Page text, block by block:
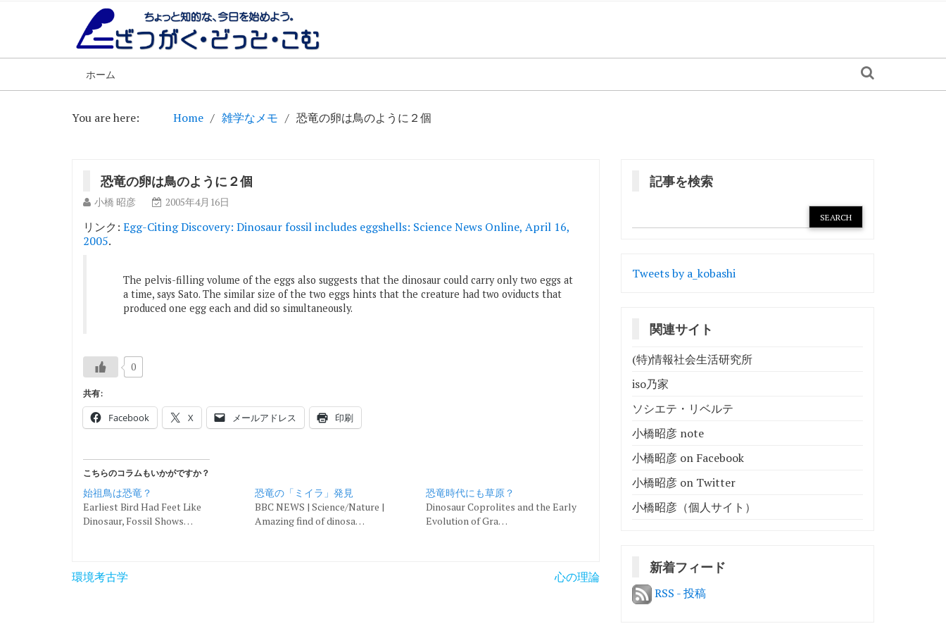
ホーム
You are here: Home 雑学なメモ 恐竜の卵は鳥のように２個
恐竜の卵は鳥のように２個
小橋 昭彦 2005年4月16日
リンク: Egg-Citing Discovery: Dinosaur fossil includes eggshells: Science News Online, April 16,
2005.
The pelvis-filling volume of the eggs also suggests that the dinosaur could carry only two eggs at
a time, says Sato. The similar size of the two eggs hints that the creature had two oviducts that
produced one egg each and did so simultaneously.
0
共有:
Facebook X メールアドレス 印刷
こちらのコラムもいかがですか？
始祖鳥は恐竜？
Earliest Bird Had Feet Like
Dinosaur, Fossil Shows…
恐竜の「ミイラ」発見
BBC NEWS | Science/Nature |
Amazing find of dinosa…
恐竜時代にも草原？
Dinosaur Coprolites and the Early
Evolution of Gra…
投
環境考古学 心の理論
記事を検索
Tweets by a_kobashi
関連サイト
(特)情報社会生活研究所
iso乃家
ソシエテ・リベルテ
小橋昭彦 note
小橋昭彦 on Facebook
小橋昭彦 on Twitter
小橋昭彦（個人サイト）
新着フィード
RSS - 投稿